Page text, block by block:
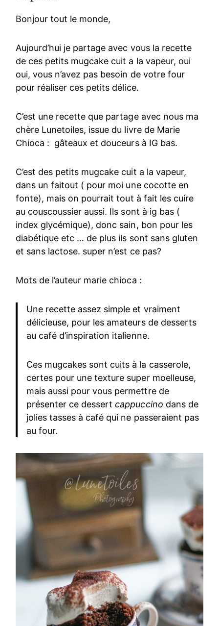
Bonjour tout le monde,
Aujourd’hui je partage avec vous la recette
de ces petits mugcake cuit a la vapeur, oui
oui, vous n’avez pas besoin de votre four
pour réaliser ces petits délice.
C’est une recette que partage avec nous ma
chère Lunetoiles, issue du livre de Marie
Chioca : gâteaux et douceurs à IG bas.
C’est des petits mugcake cuit a la vapeur,
dans un faitout ( pour moi une cocotte en
fonte), mais on pourrait tout à fait les cuire
au couscoussier aussi. Ils sont à ig bas (
index glycémique), donc sain, bon pour les
diabétique etc … de plus ils sont sans gluten
et sans lactose. super n’est ce pas?
Mots de l’auteur marie chioca :
Une recette assez simple et vraiment
délicieuse, pour les amateurs de desserts
au café d’inspiration italienne.
Ces mugcakes sont cuits à la casserole,
certes pour une texture super moelleuse,
mais aussi pour vous permettre de
présenter ce dessertcappuccino dans de
jolies tasses à café qui ne passeraient pas
au four.